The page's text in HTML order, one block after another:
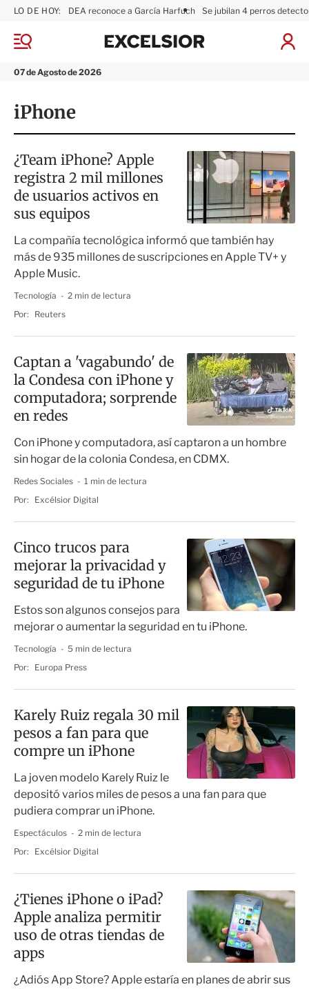
M
n
07 de Agosto de 2026
LO DE HOY: DEA reconoce a García Harfuch Se jubilan 4 perros
I
S
e
i
n
x
r
iPhone
¿Team iPhone? Apple
registra 2 mil millones
de usuarios activos en
sus equipos
La compañía tecnológica informó que también hay
más de 935 millones de suscripciones en Apple TV+ y
Apple Music.
Tecnología
2 min de lectura
Por:
Reuters
Captan a 'vagabundo' de
la Condesa con iPhone y
computadora; sorprende
en redes
Con iPhone y computadora, así captaron a un hombre
sin hogar de la colonia Condesa, en CDMX.
Redes Sociales
1 min de lectura
Por:
Excélsior Digital
Cinco trucos para
mejorar la privacidad y
seguridad de tu iPhone
Estos son algunos consejos para
mejorar o aumentar la seguridad en tu iPhone.
Tecnología
5 min de lectura
Por:
Europa Press
Karely Ruiz regala 30 mil
pesos a fan para que
compre un iPhone
La joven modelo Karely Ruiz le
depositó varios miles de pesos a una fan para que
pudiera comprar un iPhone.
Espectáculos
2 min de lectura
Por:
Excélsior Digital
¿Tienes iPhone o iPad?
Apple analiza permitir
uso de otras tiendas de
apps
¿Adiós App Store? Apple estaría en planes de abrir sus